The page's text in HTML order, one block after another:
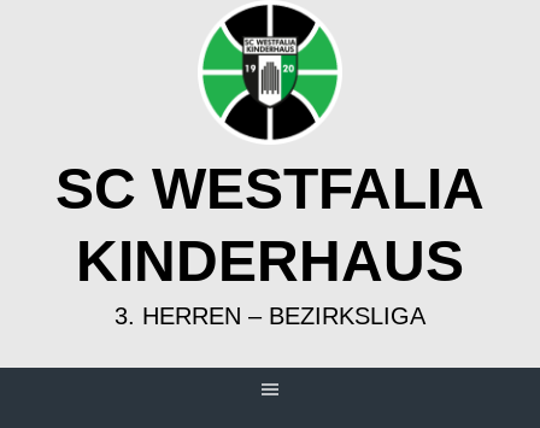
SC WESTFALIA
KINDERHAUS
3. HERREN – BEZIRKSLIGA